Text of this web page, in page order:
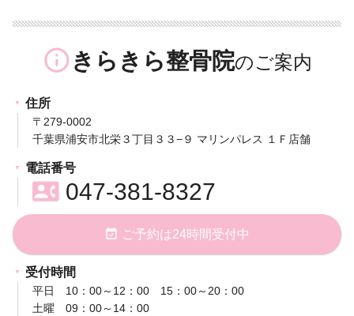
info_outlineきらきら整骨院
住所
〒279-0002
千葉県浦安市北栄３丁目３３−９ マリンパレス １Ｆ店舗
電話番号
contact_phone047-381-8327
event_available ご予約は24時間受付中
受付時間
平日 10：00～12：00 15：00～20：00
土曜 09：00～14：00